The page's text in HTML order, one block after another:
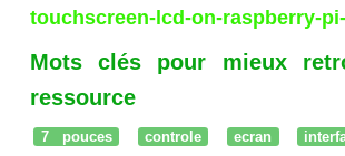
touchscreen-lcd-on-raspberry-
Mots clés pour mieux
ressource
7 pouces controle ecran